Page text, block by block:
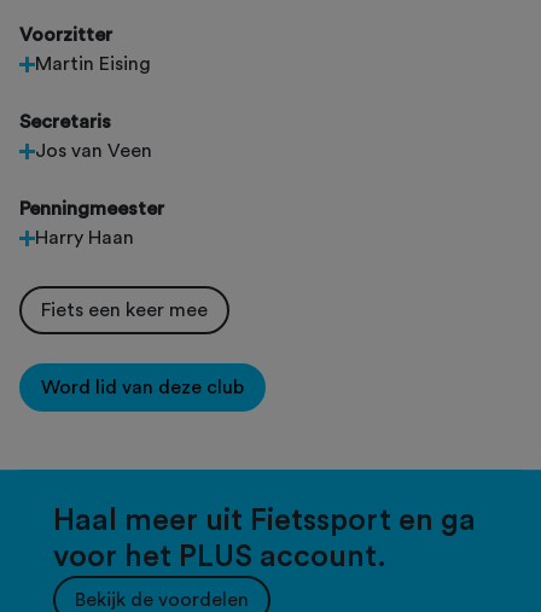
Voorzitter
Martin Eising
Secretaris
Jos van Veen
Penningmeester
Harry Haan
Fiets een keer mee
Word lid van deze club
Haal meer uit Fietssport en ga
voor het PLUS account.
Bekijk de voordelen